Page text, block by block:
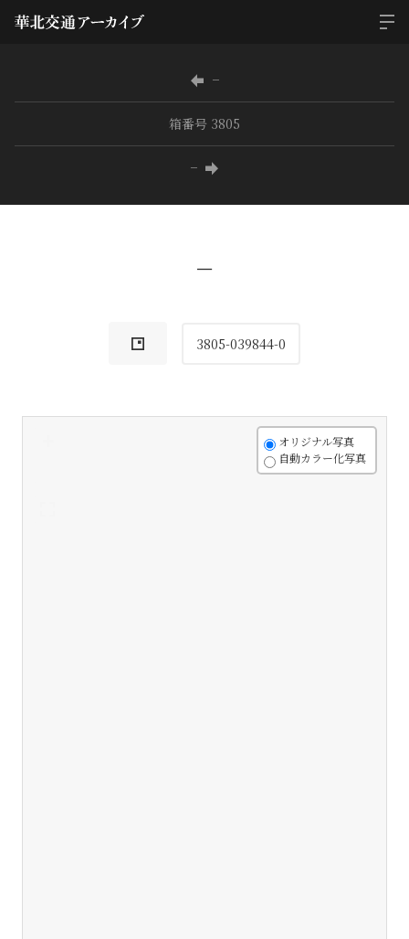
−
箱番号 3805
−
−
3805-039844-0
オリジナル写真
自動カラー化写真